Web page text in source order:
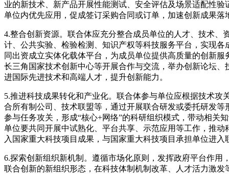
业的新技术、新产品开展性能测试、安全评估及场景适配性
单位内优先应用，促成签订采购合同或订单，加速创新成果落
4.整合创新资源。联合体应充分整合成员单位的人才、技术、
计、公共实验、检验检测、知识产权等科技服务平台，实现
同出资成立实体化载体平台，为成员单位提供高质量的创新
长三角国家技术创新中心等开展合作与交流，举办创新论坛
进国际先进技术和高端人才，提升创新能力。
5.推进科技成果转化和产业化。联合体参与单位应根据技术攻
合所有制公司、技术联盟等，通过开展联合研发或委托研发
参与任务攻关，形成“核心+网络”的科研组织模式，带动相关
单位要共同开展中试熟化、平台共享、示范应用等工作，推
入国家重大科技项目成果，与国家重大科技项目承担单位进
6.探索创新组织新机制。遵循市场化原则，发挥政府平台作用
联合创新的新组织形态，在科技体制机制改革、人才活力激